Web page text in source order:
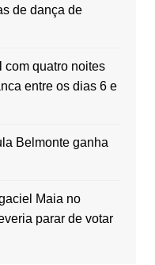
de dança de
com quatro noites
entre os dias 6 e
Belmonte ganha
Maia no
parar de votar